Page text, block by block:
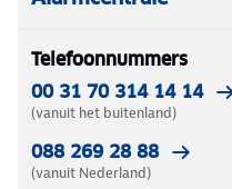
Telefoonnummers
00 31 70 314 14 14
(vanuit het buitenland)
088 269 28 88
(vanuit Nederland)